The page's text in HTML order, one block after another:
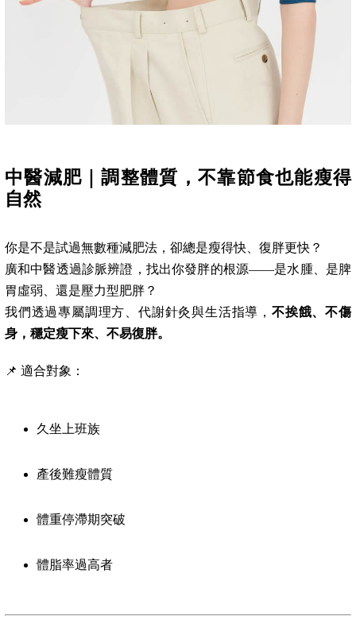
中醫減肥｜調整體質，不靠節食也能瘦得
自然
你是不是試過無數種減肥法，卻總是瘦得快、復胖更快？
廣和中醫透過診脈辨證，找出你發胖的根源——是水腫、是脾
胃虛弱、還是壓力型肥胖？
我們透過專屬調理方、代謝針灸與生活指導， 不挨餓、不傷
身，穩定瘦下來、不易復胖。
📌 適合對象：
久坐上班族
產後難瘦體質
體重停滯期突破
體脂率過高者